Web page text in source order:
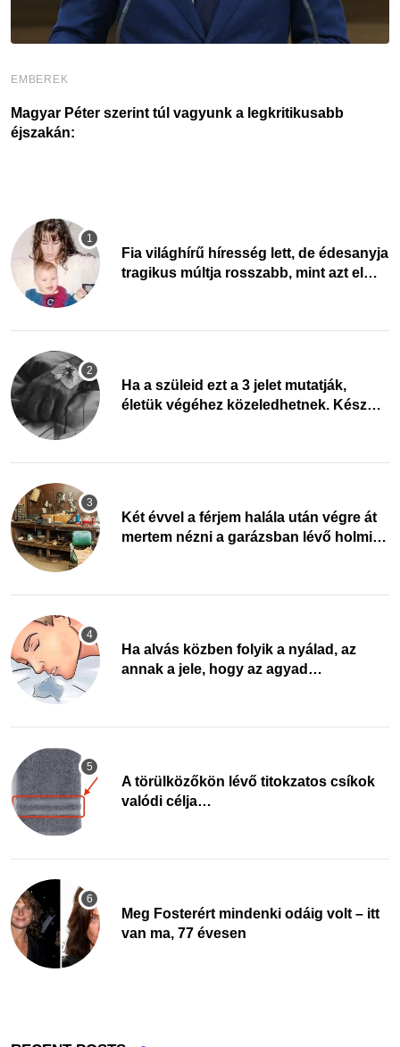
EMBEREK
Magyar Péter szerint túl vagyunk a legkritikusabb
éjszakán:
Fia világhírű híresség lett, de édesanyja
tragikus múltja rosszabb, mint azt el
Ha a szüleid ezt a 3 jelet mutatják,
életük végéhez közeledhetnek. Készülj
Két évvel a férjem halála után végre át
mertem nézni a garázsban lévő holmiját
Ha alvás közben folyik a nyálad, az
annak a jele, hogy az agyad…
A törülközőkön lévő titokzatos csíkok
valódi célja…
Meg Fosterért mindenki odáig volt – itt
van ma, 77 évesen